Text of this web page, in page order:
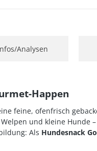
Analysen
Happen
feine, ofenfrisch
und kleine Hunde
Als Hundesnack